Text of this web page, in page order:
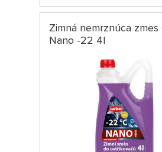
Zimná nemrznúca zmes
Nano -22 4l